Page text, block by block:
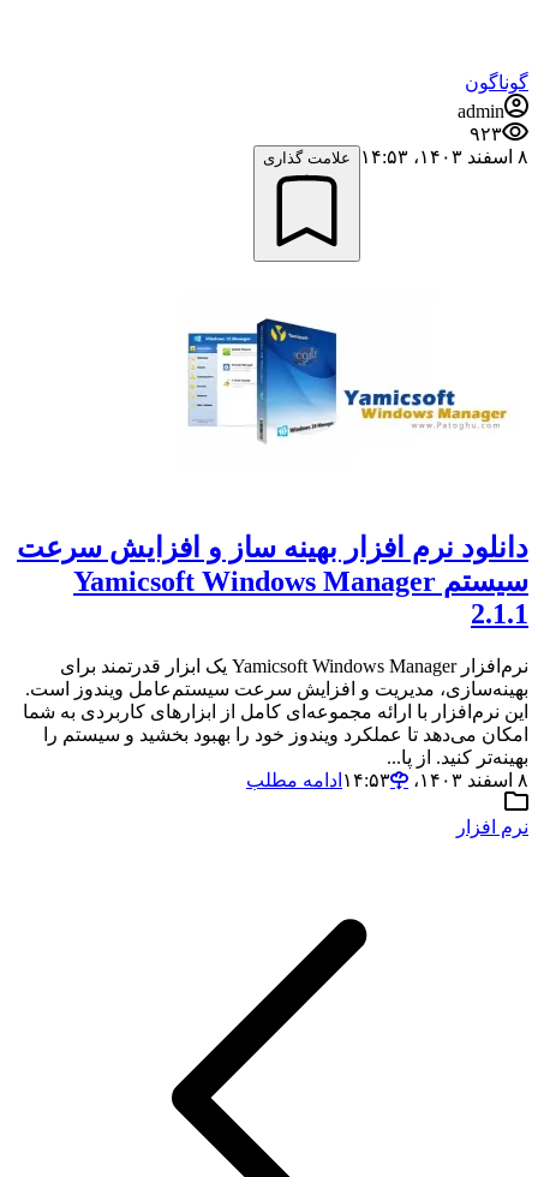
گوناگون
admin
۹۲۳
۸ اسفند ۱۴۰۳،‏ ۱۴:۵۳
علامت گذاری
دانلود نرم افزار بهینه ساز و افزایش سرعت
سیستم Yamicsoft Windows Manager
2.1.1
نرم‌افزار Yamicsoft Windows Manager یک ابزار قدرتمند برای
بهینه‌سازی، مدیریت و افزایش سرعت سیستم‌عامل ویندوز است.
این نرم‌افزار با ارائه مجموعه‌ای کامل از ابزارهای کاربردی به شما
امکان می‌دهد تا عملکرد ویندوز خود را بهبود بخشید و سیستم را
بهینه‌تر کنید. از پا...
۸ اسفند ۱۴۰۳،‏ ۱۴:۵۳
ادامه مطلب
نرم افزار